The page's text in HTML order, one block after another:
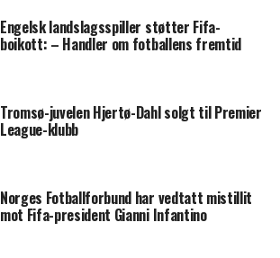
Engelsk landslagsspiller støtter Fifa-
boikott: – Handler om fotballens fremtid
Tromsø-juvelen Hjertø-Dahl solgt til Premier
League-klubb
Norges Fotballforbund har vedtatt mistillit
mot Fifa-president Gianni Infantino